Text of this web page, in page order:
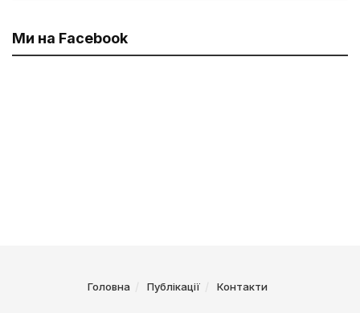
Ми на Facebook
Головна Публікації Контакти